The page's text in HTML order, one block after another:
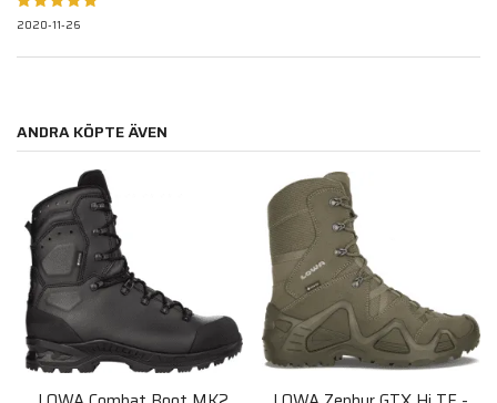
2020-11-26
ANDRA KÖPTE ÄVEN